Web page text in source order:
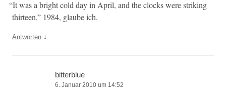
“It was a bright cold day in April, and the clocks were strik­ing
thir­teen.” 1984, glaube ich.
Antworten ↓
bitterblue
6. Januar 2010 um 14:52